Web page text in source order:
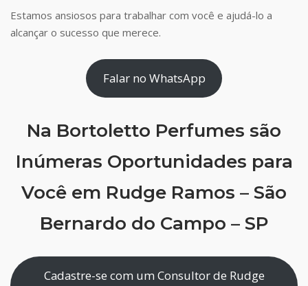
Estamos ansiosos para trabalhar com você e ajudá-lo a
alcançar o sucesso que merece.
Falar no WhatsApp
Na Bortoletto Perfumes são
Inúmeras Oportunidades para
Você em Rudge Ramos – São
Bernardo do Campo – SP
Cadastre-se com um Consultor de Rudge